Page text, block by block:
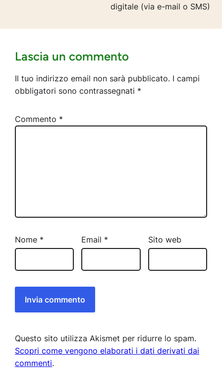
digitale (via e-mail o SMS)
Lascia un commento
Il tuo indirizzo email non sarà pubblicato. I campi
obbligatori sono contrassegnati *
Commento *
Nome * Email * Sito web
Questo sito utilizza Akismet per ridurre lo spam.
Scopri come vengono elaborati i dati derivati dai
commenti.